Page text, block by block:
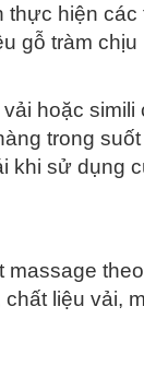
thực hiện các
gỗ tràm chịu
hoặc simili
trong
khi sử dụng
massage theo
liệu vải,